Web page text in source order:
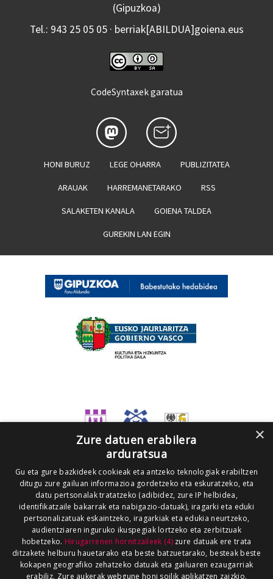
(Gipuzkoa)
Tel.: 943 25 05 05 · berriak[ABILDUA]goiena.eus
CodeSyntaxek garatua
HONI BURUZ LEGE OHARRA PUBLIZITATEA
ARAUAK HARREMANETARAKO RSS
SALAKETEN KANALA GOIENA TALDEA
GUREKIN LAN EGIN
×
Zure datuen erabilera
arduratsua
Gu eta gure bazkideek cookieak eta antzeko teknologiak erabiltzen
ditugu zure gailuan informazioa gordetzeko eta eskuratzeko, eta
datu pertsonalak tratatzeko (adibidez, zure IP helbidea,
identifikatzaile bakarrak eta nabigazio-datuak), iragarki eta eduki
pertsonalizatuak eskaintzeko, iragarkiak eta edukia neurtzeko,
audientziaren inguruko ikuspegiak lortzeko eta zerbitzuak
hobetzeko. Hirugarrenen hornitzaileek (4)zure datuak ere trata
ditzakete helburu hauetarako eta beste batzuetarako, besteak beste
kokapen geografiko zehatzeko datuak eta gailuaren ezaugarriak
erabiliz. Zure aukerak webgune honi soilik aplikatzen zaizkio.